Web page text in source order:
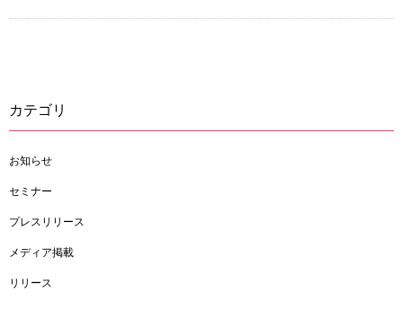
カテゴリ
お知らせ
セミナー
プレスリリース
メディア掲載
リリース